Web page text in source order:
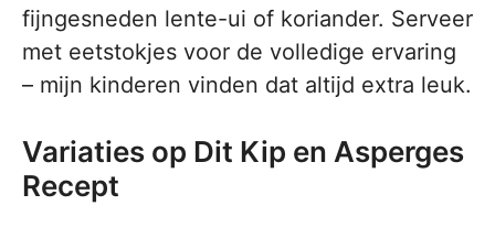
fijngesneden lente-ui of koriander. Serveer
met eetstokjes voor de volledige ervaring
– mijn kinderen vinden dat altijd extra leuk.
Variaties op Dit Kip en Asperges
Recept